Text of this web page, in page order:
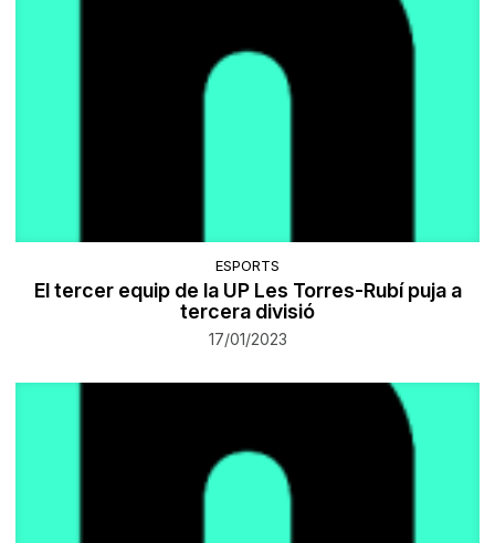
ESPORTS
El tercer equip de la UP Les Torres-Rubí puja a
tercera divisió
17/01/2023